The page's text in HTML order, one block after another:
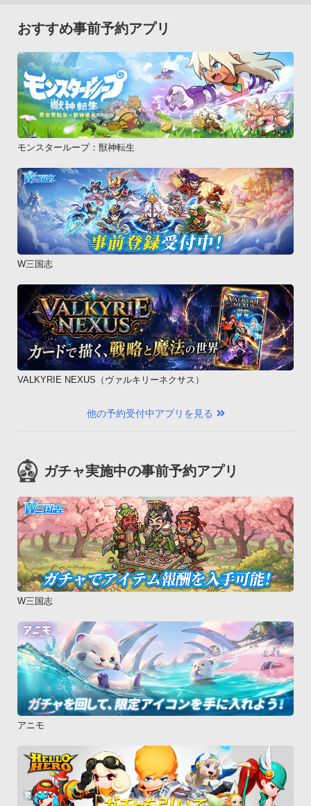
おすすめ事前予約アプリ
モンスターループ：獣神転生
W三国志
VALKYRIE NEXUS（ヴァルキリーネクサス）
他の予約受付中アプリを見る
ガチャ実施中の事前予約アプリ
W三国志
アニモ